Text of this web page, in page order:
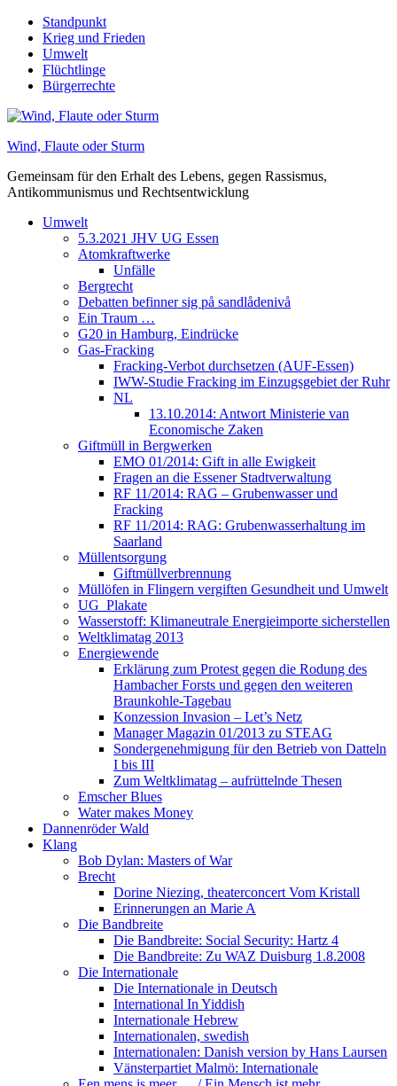
Skip
content
Standpunkt
Krieg und Frieden
Umwelt
Flüchtlinge
Bürgerrechte
Wind, Flaute oder Sturm
Gemeinsam für den Erhalt des Lebens, gegen Rassismus,
Antikommunismus und Rechtsentwicklung
Umwelt
5.3.2021 JHV UG Essen
Atomkraftwerke
Unfälle
Bergrecht
Debatten befinner sig på sandlådenivå
Ein Traum …
G20 in Hamburg, Eindrücke
Gas-Fracking
Fracking-Verbot durchsetzen (AUF-Essen)
IWW-Studie Fracking im Einzugsgebiet der Ruhr
NL
13.10.2014: Antwort Ministerie van
Economische Zaken
Giftmüll in Bergwerken
EMO 01/2014: Gift in alle Ewigkeit
Fragen an die Essener Stadtverwaltung
RF 11/2014: RAG – Grubenwasser und
Fracking
RF 11/2014: RAG: Grubenwasserhaltung im
Saarland
Müllentsorgung
Giftmüllverbrennung
Müllöfen in Flingern vergiften Gesundheit und Umwelt
UG_Plakate
Wasserstoff: Klimaneutrale Energieimporte sicherstellen
Weltklimatag 2013
Energiewende
Erklärung zum Protest gegen die Rodung des
Hambacher Forsts und gegen den weiteren
Braunkohle-Tagebau
Konzession Invasion – Let’s Netz
Manager Magazin 01/2013 zu STEAG
Sondergenehmigung für den Betrieb von Datteln
I bis III
Zum Weltklimatag – aufrüttelnde Thesen
Emscher Blues
Water makes Money
Dannenröder Wald
Klang
Bob Dylan: Masters of War
Brecht
Dorine Niezing, theaterconcert Vom Kristall
Erinnerungen an Marie A
Die Bandbreite
Die Bandbreite: Social Security: Hartz 4
Die Bandbreite: Zu WAZ Duisburg 1.8.2008
Die Internationale
Die Internationale in Deutsch
International In Yiddish
Internationale Hebrew
Internationalen, swedish
Internationalen: Danish version by Hans Laursen
Vänsterpartiet Malmö: Internationale